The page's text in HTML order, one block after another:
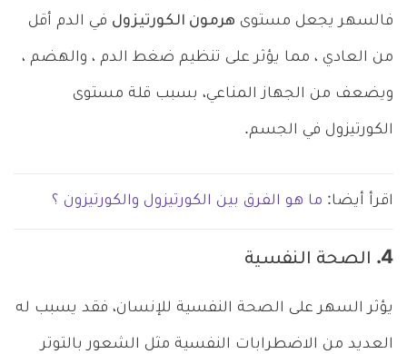
فالسهر يجعل مستوى هرمون الكورتيزول في الدم أقل
من العادي ، مما يؤثر على تنظيم ضغط الدم ، والهضم ،
ويضعف من الجهاز المناعي، بسبب قلة مستوى
الكورتيزول في الجسم.
اقرأ أيضا: ما هو الفرق بين الكورتيزول والكورتيزون ؟
4. الصحة النفسية
يؤثر السهر على الصحة النفسية للإنسان، فقد يسبب له
العديد من الاضطرابات النفسية مثل الشعور بالتوتر